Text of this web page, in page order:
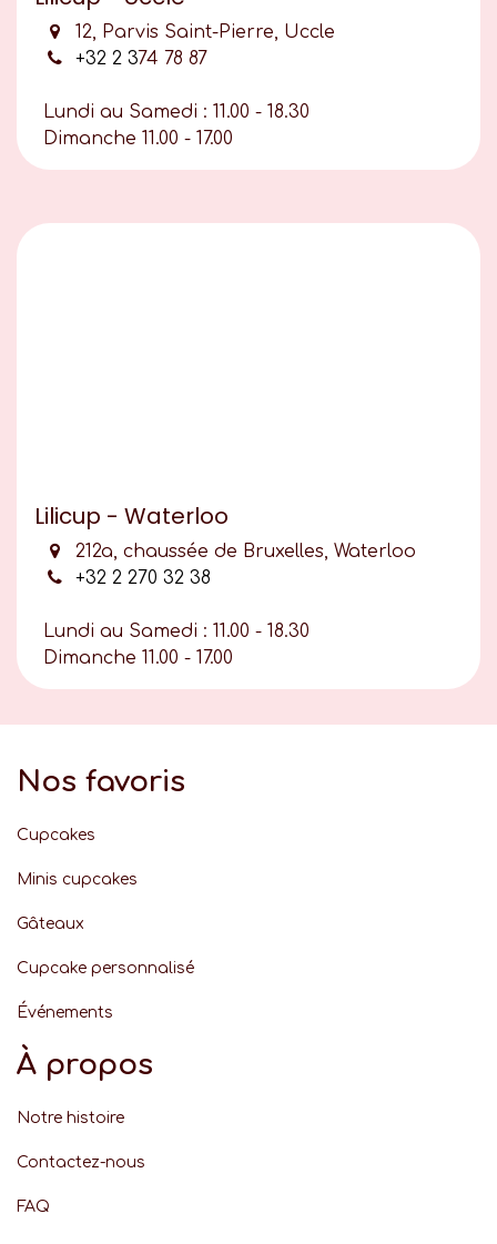
12, Parvis Saint-Pierre, Uccle
+32 2 374 78 87
Lundi au Samedi : 11.00 - 18.30
Dimanche 11.00 - 17.00
Lilicup - Waterloo
212a, chaussée de Bruxelles, Waterloo
+32 2 270 32 38
Lundi au Samedi : 11.00 - 18.30
Dimanche 11.00 - 17.00
Nos favoris
Cupcakes
Minis cupcakes
Gâteaux
Cupcake personnalisé
Événements
À propos
Notre histoire
Contactez-nous
FAQ